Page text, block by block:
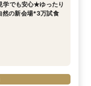
学でも安心★ゆったり
然の新会場*3万試食